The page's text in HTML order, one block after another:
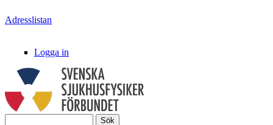
Adresslistan
Logga in